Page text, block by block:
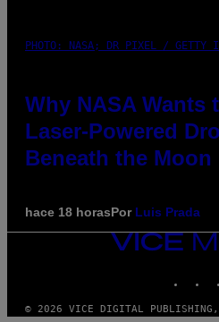
PHOTO: NASA; DR PIXEL / GETTY
Why NASA Wants
Laser-Powered
Beneath the Moon
hace 18 horasPor Luis Prada
VICE
© 2026 VICE DIGITAL